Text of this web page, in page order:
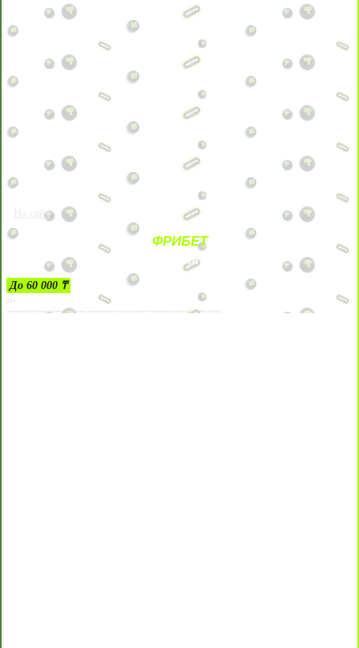
На сайт
ФРИБЕТ
ЗА ДЕПОЗИТЫ
До 60 000 ₸
21+
Лицензии №24514359, выданной комитетом индустрии туризма Министерства культуры и спорта Республики Казахстан срок до 27 сентября 2034 года.